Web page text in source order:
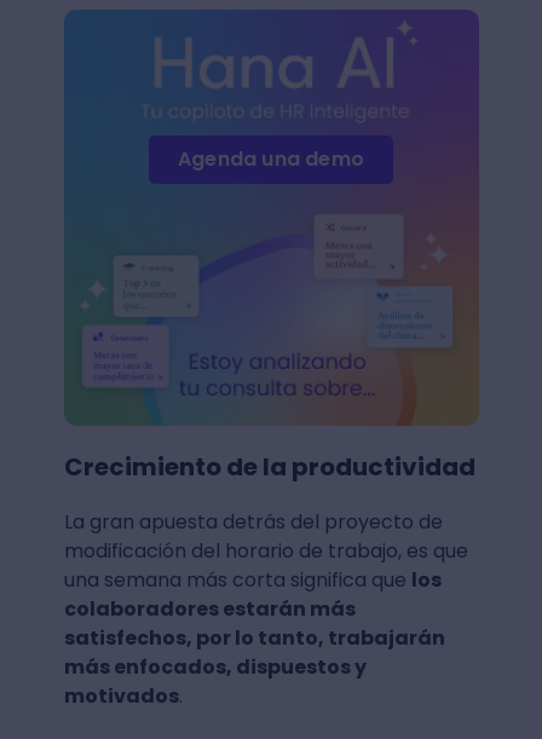
Agenda una demo
Crecimiento de la productividad
La gran apuesta detrás del proyecto de
modificación del horario de trabajo, es que
una semana más corta significa que los
colaboradores estarán más
satisfechos, por lo tanto, trabajarán
más enfocados, dispuestos y
motivados.